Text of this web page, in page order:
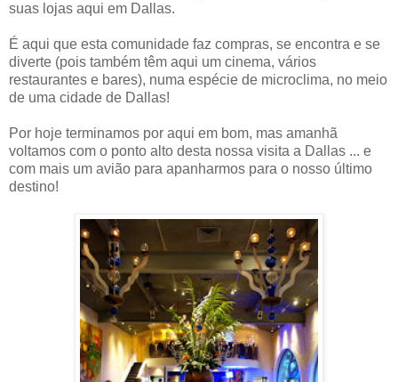
suas lojas aqui em Dallas.
É aqui que esta comunidade faz compras, se encontra e se
diverte (pois também têm aqui um cinema, vários
restaurantes e bares), numa espécie de microclima, no meio
de uma cidade de Dallas!
Por hoje terminamos por aqui em bom, mas amanhã
voltamos com o ponto alto desta nossa visita a Dallas ... e
com mais um avião para apanharmos para o nosso último
destino!